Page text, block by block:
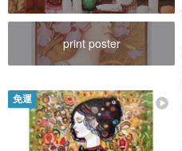
print poster
免運